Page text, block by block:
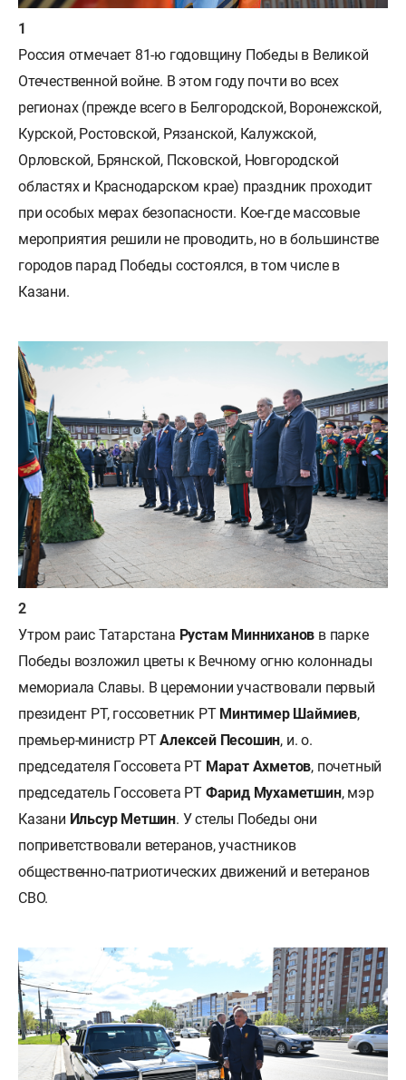
Россия отмечает 81-ю годовщину Победы в Великой
Отечественной войне. В этом году почти во всех
регионах (прежде всего в Белгородской, Воронежской,
Курской, Ростовской, Рязанской, Калужской,
Орловской, Брянской, Псковской, Новгородской
областях и Краснодарском крае) праздник проходит
при особых мерах безопасности. Кое-где массовые
мероприятия решили не проводить, но в большинстве
городов парад Победы состоялся, в том числе в
Казани.
Утром раис Татарстана Рустам Минниханов в парке
Победы возложил цветы к Вечному огню колоннады
мемориала Славы. В церемонии участвовали первый
президент РТ, госсоветник РТ Минтимер Шаймиев,
премьер-министр РТАлексей Песошин, и. о.
председателя Госсовета РТ Марат Ахметов, почетный
председатель Госсовета РТ Фарид Мухаметшин, мэр
Казани Ильсур Метшин. У стелы Победы они
поприветствовали ветеранов, участников
общественно-патриотических движений и ветеранов
СВО.